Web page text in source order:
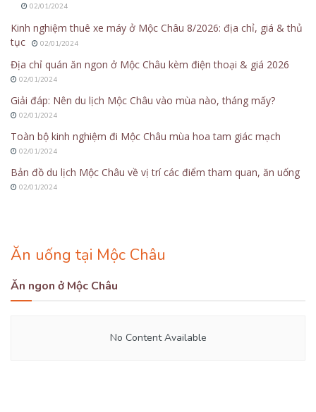
02/01/2024
Kinh nghiệm thuê xe máy ở Mộc Châu 8/2026: địa chỉ, giá & thủ
tục
02/01/2024
Địa chỉ quán ăn ngon ở Mộc Châu kèm điện thoại & giá 2026
02/01/2024
Giải đáp: Nên du lịch Mộc Châu vào mùa nào, tháng mấy?
02/01/2024
Toàn bộ kinh nghiệm đi Mộc Châu mùa hoa tam giác mạch
02/01/2024
Bản đồ du lịch Mộc Châu về vị trí các điểm tham quan, ăn uống
02/01/2024
Ăn uống tại Mộc Châu
Ăn ngon ở Mộc Châu
No Content Available